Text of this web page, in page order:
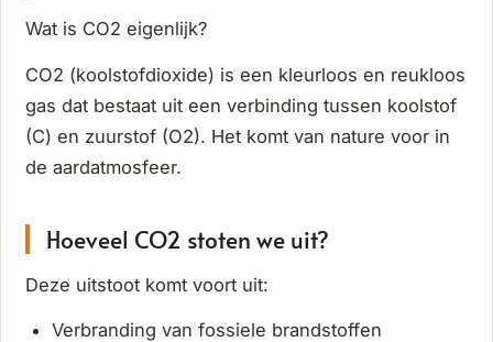
Wat is CO2 eigenlijk?
CO2 (koolstofdioxide) is een kleurloos en reukloos
gas dat bestaat uit een verbinding tussen koolstof
(C) en zuurstof (O2). Het komt van nature voor in
de aardatmosfeer.
Hoeveel CO2 stoten we uit?
Deze uitstoot komt voort uit:
Verbranding van fossiele brandstoffen